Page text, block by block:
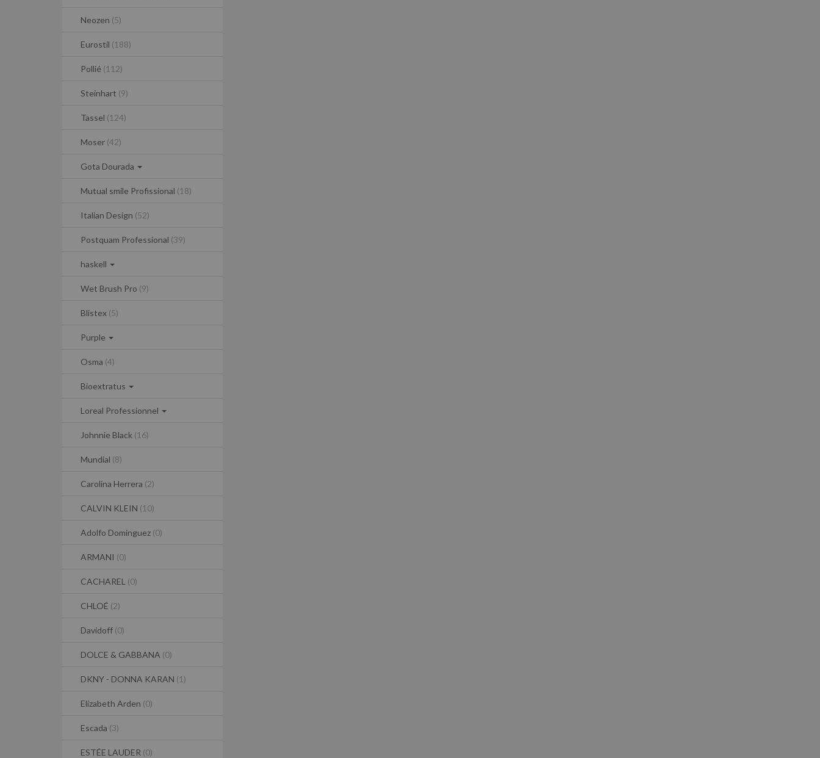
Neozen (5)
Eurostil (188)
Pollié (112)
Steinhart (9)
Tassel (124)
Moser (42)
Gota Dourada
Mutual smile Profissional (18)
Italian Design (52)
Postquam Professional (39)
haskell
Wet Brush Pro (9)
Blistex (5)
Purple
Osma (4)
Bioextratus
Loreal Professionnel
Johnnie Black (16)
Mundial (8)
Carolina Herrera (2)
CALVIN KLEIN (10)
Adolfo Dominguez (0)
ARMANI (0)
CACHAREL (0)
CHLOÉ (2)
Davidoff (0)
DOLCE & GABBANA (0)
DKNY - DONNA KARAN (1)
Elizabeth Arden (0)
Escada (3)
ESTÉE LAUDER (0)